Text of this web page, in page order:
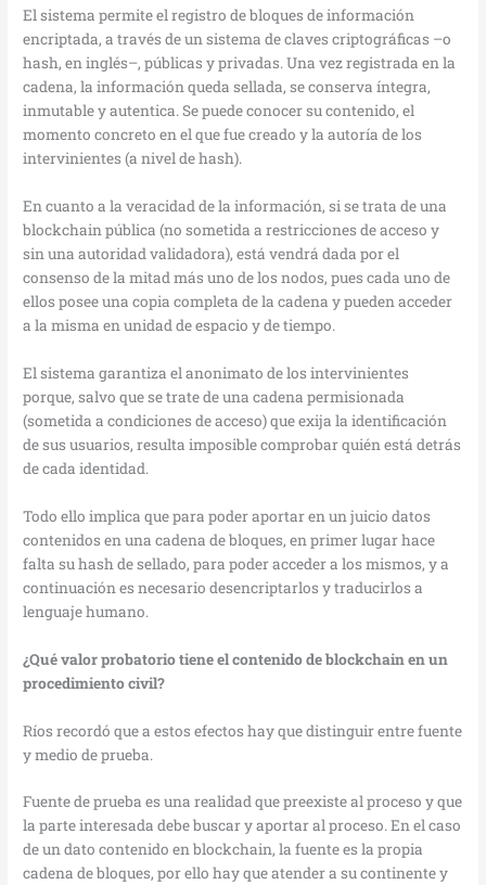
El sistema permite el registro de bloques de información
encriptada, a través de un sistema de claves criptográficas –o
hash, en inglés–, públicas y privadas. Una vez registrada en la
cadena, la información queda sellada, se conserva íntegra,
inmutable y autentica. Se puede conocer su contenido, el
momento concreto en el que fue creado y la autoría de los
intervinientes (a nivel de hash).
En cuanto a la veracidad de la información, si se trata de una
blockchain pública (no sometida a restricciones de acceso y
sin una autoridad validadora), está vendrá dada por el
consenso de la mitad más uno de los nodos, pues cada uno de
ellos posee una copia completa de la cadena y pueden acceder
a la misma en unidad de espacio y de tiempo.
El sistema garantiza el anonimato de los intervinientes
porque, salvo que se trate de una cadena permisionada
(sometida a condiciones de acceso) que exija la identificación
de sus usuarios, resulta imposible comprobar quién está detrás
de cada identidad.
Todo ello implica que para poder aportar en un juicio datos
contenidos en una cadena de bloques, en primer lugar hace
falta su hash de sellado, para poder acceder a los mismos, y a
continuación es necesario desencriptarlos y traducirlos a
lenguaje humano.
¿Qué valor probatorio tiene el contenido de blockchain en un
procedimiento civil?
Ríos recordó que a estos efectos hay que distinguir entre fuente
y medio de prueba.
Fuente de prueba es una realidad que preexiste al proceso y que
la parte interesada debe buscar y aportar al proceso. En el caso
de un dato contenido en blockchain, la fuente es la propia
cadena de bloques, por ello hay que atender a su continente y